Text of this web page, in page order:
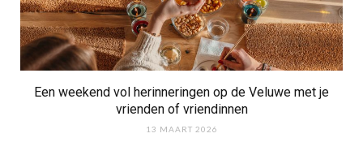
Een weekend vol herinneringen op de Veluwe met je
vrienden of vriendinnen
13 MAART 2026